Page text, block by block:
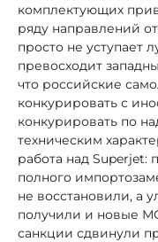
комплектующих
ряду направлений
просто не
превосходит
что российские
конкурировать с
конкурировать по
техническим
работа над Superjet:
полного
не восстановили, а
получили и новые
санкции сдвинули